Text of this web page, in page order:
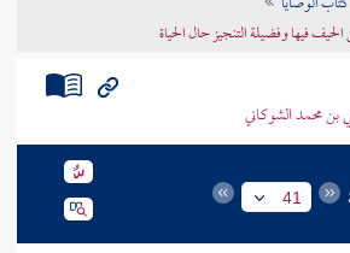
فيها وفضيلة التنجيز حال الحياة
بن محمد الشوكاني
41